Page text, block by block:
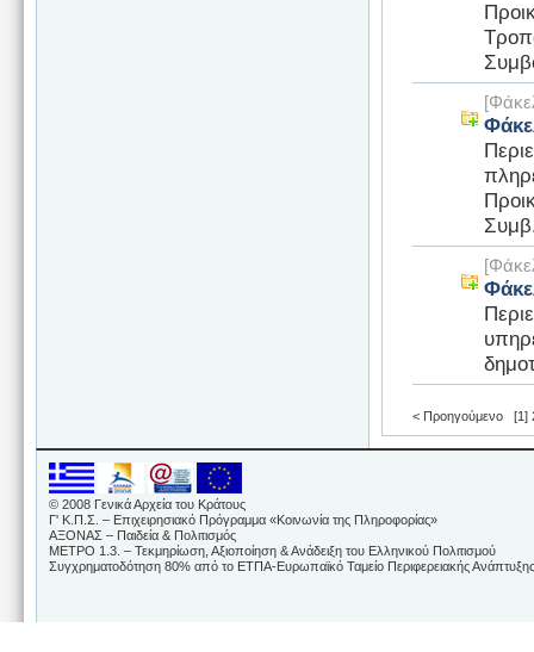
< Προηγούμενο [1]
© 2008 Γενικά Αρχεία του Κράτους
Γ' Κ.Π.Σ. – Επιχειρησιακό Πρόγραμμα «Κοινωνία της Πληροφορίας»
ΑΞΟΝΑΣ – Παιδεία & Πολιτισμός
ΜΕΤΡΟ 1.3. – Τεκμηρίωση, Αξιοποίηση & Ανάδειξη του Ελληνικού Πολιτισμού
Συγχρηματοδότηση 80% από το ΕΤΠΑ-Ευρωπαϊκό Ταμείο Περιφερειακής